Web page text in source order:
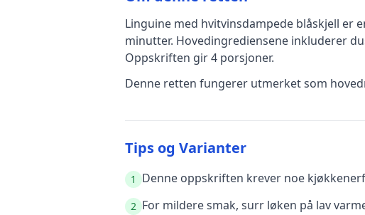
Linguine med hvitvinsdampede blåskjell er
minutter. Hovedingrediensene inkluderer
Oppskriften gir4 porsjoner.
Denne retten fungerer utmerket som
Tips og Varianter
1 Denne oppskriften krever noe
2 For mildere smak, surr løken på lav